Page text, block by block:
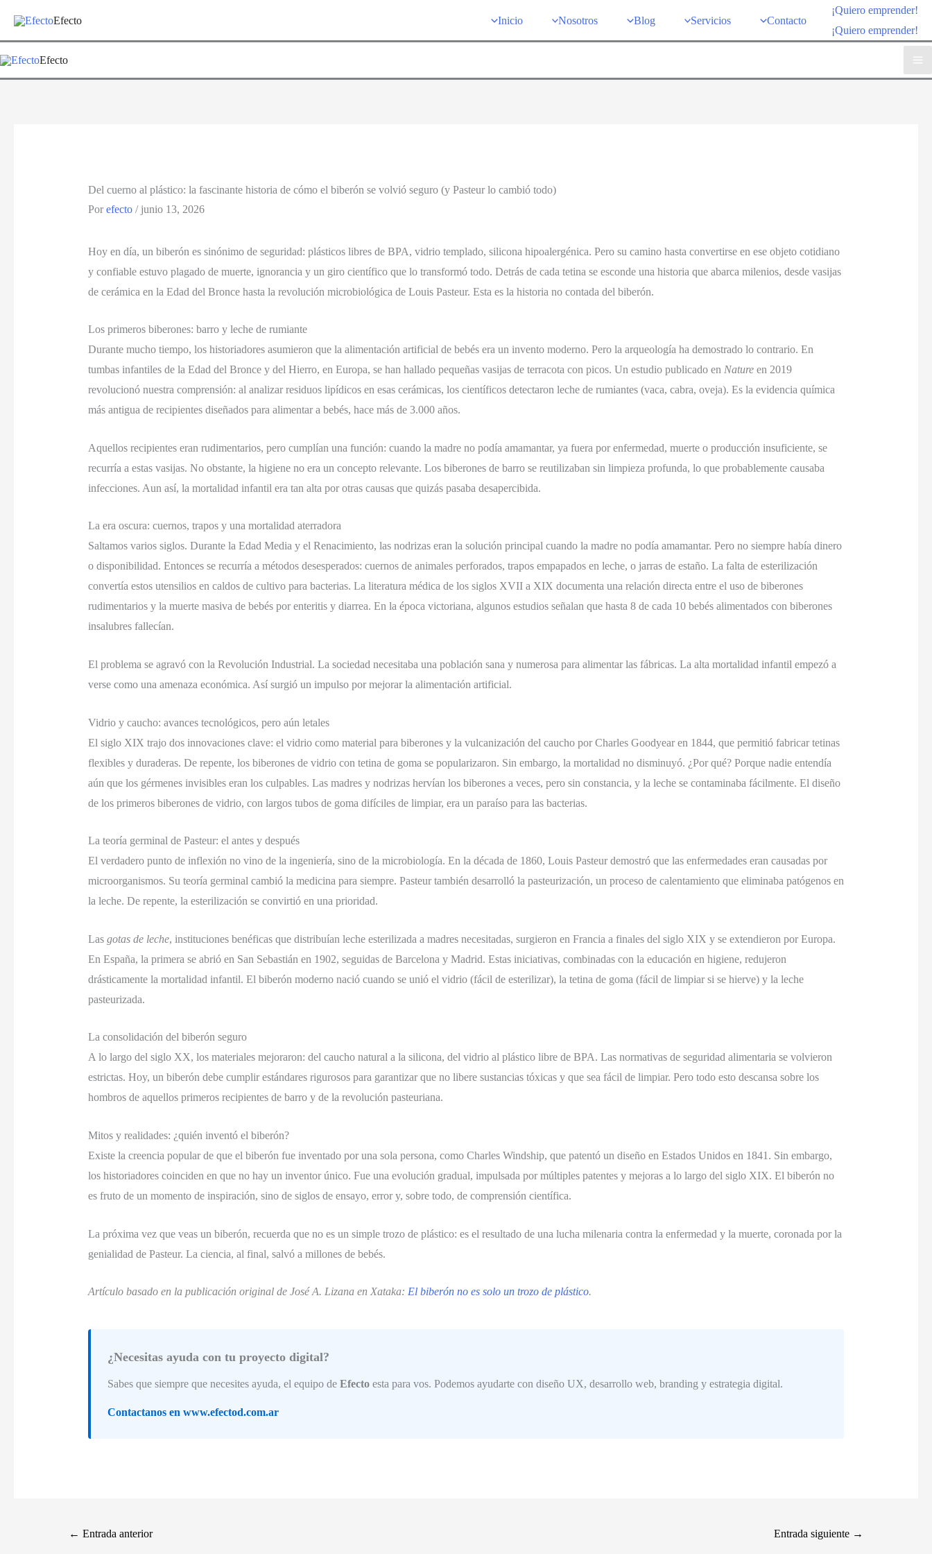
Efecto Inicio Nosotros Blog Servicios Contacto
¡Quiero emprender!
¡Quiero emprender!
Efecto
Del cuerno al plástico: la fascinante historia de cómo el biberón se volvió seguro (y Pasteur lo cambió todo)
Por efecto / junio 13, 2026
Hoy en día, un biberón es sinónimo de seguridad: plásticos libres de BPA, vidrio templado, silicona hipoalergénica. Pero su camino hasta convertirse en ese objeto cotidiano
y confiable estuvo plagado de muerte, ignorancia y un giro científico que lo transformó todo. Detrás de cada tetina se esconde una historia que abarca milenios, desde vasijas
de cerámica en la Edad del Bronce hasta la revolución microbiológica de Louis Pasteur. Esta es la historia no contada del biberón.
Los primeros biberones: barro y leche de rumiante
Durante mucho tiempo, los historiadores asumieron que la alimentación artificial de bebés era un invento moderno. Pero la arqueología ha demostrado lo contrario. En
tumbas infantiles de la Edad del Bronce y del Hierro, en Europa, se han hallado pequeñas vasijas de terracota con picos. Un estudio publicado en Natureen 2019
revolucionó nuestra comprensión: al analizar residuos lipídicos en esas cerámicas, los científicos detectaron leche de rumiantes (vaca, cabra, oveja). Es la evidencia química
más antigua de recipientes diseñados para alimentar a bebés, hace más de 3.000 años.
Aquellos recipientes eran rudimentarios, pero cumplían una función: cuando la madre no podía amamantar, ya fuera por enfermedad, muerte o producción insuficiente, se
recurría a estas vasijas. No obstante, la higiene no era un concepto relevante. Los biberones de barro se reutilizaban sin limpieza profunda, lo que probablemente causaba
infecciones. Aun así, la mortalidad infantil era tan alta por otras causas que quizás pasaba desapercibida.
La era oscura: cuernos, trapos y una mortalidad aterradora
Saltamos varios siglos. Durante la Edad Media y el Renacimiento, las nodrizas eran la solución principal cuando la madre no podía amamantar. Pero no siempre había dinero
o disponibilidad. Entonces se recurría a métodos desesperados: cuernos de animales perforados, trapos empapados en leche, o jarras de estaño. La falta de esterilización
convertía estos utensilios en caldos de cultivo para bacterias. La literatura médica de los siglos XVII a XIX documenta una relación directa entre el uso de biberones
rudimentarios y la muerte masiva de bebés por enteritis y diarrea. En la época victoriana, algunos estudios señalan que hasta 8 de cada 10 bebés alimentados con biberones
insalubres fallecían.
El problema se agravó con la Revolución Industrial. La sociedad necesitaba una población sana y numerosa para alimentar las fábricas. La alta mortalidad infantil empezó a
verse como una amenaza económica. Así surgió un impulso por mejorar la alimentación artificial.
Vidrio y caucho: avances tecnológicos, pero aún letales
El siglo XIX trajo dos innovaciones clave: el vidrio como material para biberones y la vulcanización del caucho por Charles Goodyear en 1844, que permitió fabricar tetinas
flexibles y duraderas. De repente, los biberones de vidrio con tetina de goma se popularizaron. Sin embargo, la mortalidad no disminuyó. ¿Por qué? Porque nadie entendía
aún que los gérmenes invisibles eran los culpables. Las madres y nodrizas hervían los biberones a veces, pero sin constancia, y la leche se contaminaba fácilmente. El diseño
de los primeros biberones de vidrio, con largos tubos de goma difíciles de limpiar, era un paraíso para las bacterias.
La teoría germinal de Pasteur: el antes y después
El verdadero punto de inflexión no vino de la ingeniería, sino de la microbiología. En la década de 1860, Louis Pasteur demostró que las enfermedades eran causadas por
microorganismos. Su teoría germinal cambió la medicina para siempre. Pasteur también desarrolló la pasteurización, un proceso de calentamiento que eliminaba patógenos en
la leche. De repente, la esterilización se convirtió en una prioridad.
Las gotas de leche, instituciones benéficas que distribuían leche esterilizada a madres necesitadas, surgieron en Francia a finales del siglo XIX y se extendieron por Europa.
En España, la primera se abrió en San Sebastián en 1902, seguidas de Barcelona y Madrid. Estas iniciativas, combinadas con la educación en higiene, redujeron
drásticamente la mortalidad infantil. El biberón moderno nació cuando se unió el vidrio (fácil de esterilizar), la tetina de goma (fácil de limpiar si se hierve) y la leche
pasteurizada.
La consolidación del biberón seguro
A lo largo del siglo XX, los materiales mejoraron: del caucho natural a la silicona, del vidrio al plástico libre de BPA. Las normativas de seguridad alimentaria se volvieron
estrictas. Hoy, un biberón debe cumplir estándares rigurosos para garantizar que no libere sustancias tóxicas y que sea fácil de limpiar. Pero todo esto descansa sobre los
hombros de aquellos primeros recipientes de barro y de la revolución pasteuriana.
Mitos y realidades: ¿quién inventó el biberón?
Existe la creencia popular de que el biberón fue inventado por una sola persona, como Charles Windship, que patentó un diseño en Estados Unidos en 1841. Sin embargo,
los historiadores coinciden en que no hay un inventor único. Fue una evolución gradual, impulsada por múltiples patentes y mejoras a lo largo del siglo XIX. El biberón no
es fruto de un momento de inspiración, sino de siglos de ensayo, error y, sobre todo, de comprensión científica.
La próxima vez que veas un biberón, recuerda que no es un simple trozo de plástico: es el resultado de una lucha milenaria contra la enfermedad y la muerte, coronada por la
genialidad de Pasteur. La ciencia, al final, salvó a millones de bebés.
Artículo basado en la publicación original de José A. Lizana en Xataka: El biberón no es solo un trozo de plástico.
¿Necesitas ayuda con tu proyecto digital?
Sabes que siempre que necesites ayuda, el equipo de Efectoesta para vos. Podemos ayudarte con diseño UX, desarrollo web, branding y estrategia digital.
Contactanos en www.efectod.com.ar
← Entrada anterior Entrada siguiente →